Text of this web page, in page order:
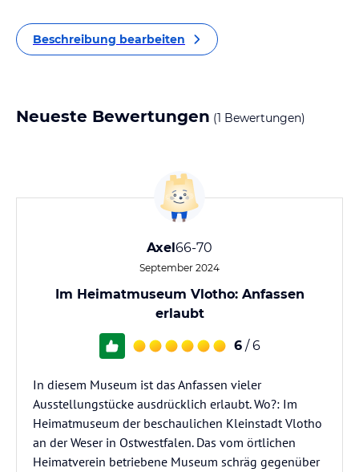
Beschreibung bearbeiten
Neueste Bewertungen (1 Bewertungen)
Axel66-70
September 2024
Im Heimatmuseum Vlotho: Anfassen
erlaubt
6 / 6
In diesem Museum ist das Anfassen vieler
Ausstellungstücke ausdrücklich erlaubt. Wo?: Im
Heimatmuseum der beschaulichen Kleinstadt Vlotho
an der Weser in Ostwestfalen. Das vom örtlichen
Heimatverein betriebene Museum schräg gegenüber